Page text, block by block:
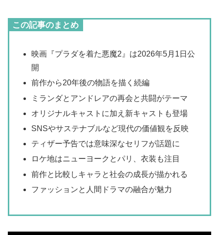
この記事のまとめ
映画『プラダを着た悪魔2』は2026年5月1日公
開
前作から20年後の物語を描く続編
ミランダとアンドレアの再会と共闘がテーマ
オリジナルキャストに加え新キャストも登場
SNSやサステナブルなど現代の価値観を反映
ティザー予告では意味深なセリフが話題に
ロケ地はニューヨークとパリ、衣装も注目
前作と比較しキャラと社会の成長が描かれる
ファッションと人間ドラマの融合が魅力